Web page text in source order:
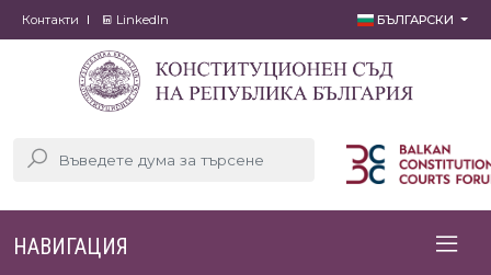
Контакти LinkedIn БЪЛГАРСКИ
НАВИГАЦИЯ